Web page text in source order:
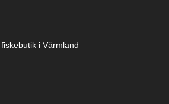
i Värmland